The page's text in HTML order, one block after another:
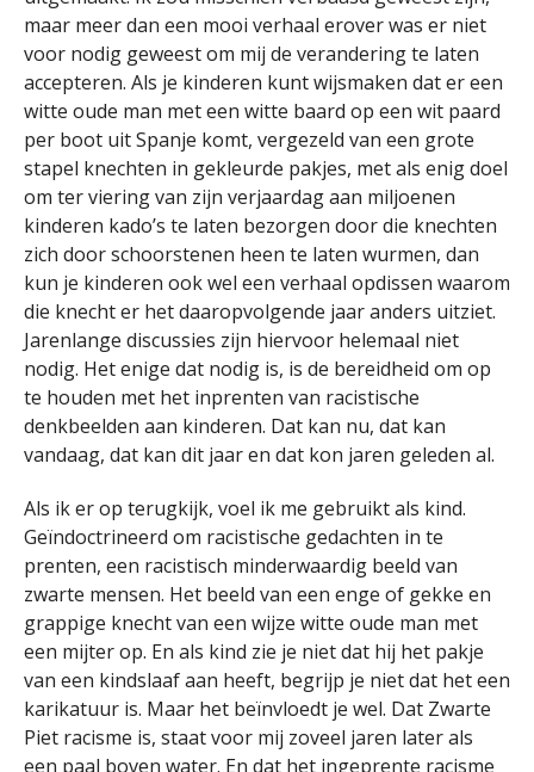
maar meer dan een mooi verhaal erover was er niet
voor nodig geweest om mij de verandering te laten
accepteren. Als je kinderen kunt wijsmaken dat er een
witte oude man met een witte baard op een wit paard
per boot uit Spanje komt, vergezeld van een grote
stapel knechten in gekleurde pakjes, met als enig doel
om ter viering van zijn verjaardag aan miljoenen
kinderen kado’s te laten bezorgen door die knechten
zich door schoorstenen heen te laten wurmen, dan
kun je kinderen ook wel een verhaal opdissen waarom
die knecht er het daaropvolgende jaar anders uitziet.
Jarenlange discussies zijn hiervoor helemaal niet
nodig. Het enige dat nodig is, is de bereidheid om op
te houden met het inprenten van racistische
denkbeelden aan kinderen. Dat kan nu, dat kan
vandaag, dat kan dit jaar en dat kon jaren geleden al.
Als ik er op terugkijk, voel ik me gebruikt als kind.
Geïndoctrineerd om racistische gedachten in te
prenten, een racistisch minderwaardig beeld van
zwarte mensen. Het beeld van een enge of gekke en
grappige knecht van een wijze witte oude man met
een mijter op. En als kind zie je niet dat hij het pakje
van een kindslaaf aan heeft, begrijp je niet dat het een
karikatuur is. Maar het beïnvloedt je wel. Dat Zwarte
Piet racisme is, staat voor mij zoveel jaren later als
een paal boven water. En dat het ingeprente racisme